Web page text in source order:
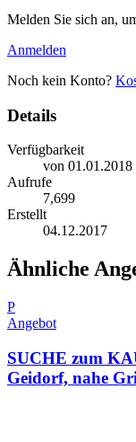
Melden Sie sich an,
Anmelden
Noch kein Konto?
Details
Verfügbarkeit
von 01.01.2018
Aufrufe
7,699
Erstellt
04.12.2017
Ähnliche
P
Angebot
SUCHE zum
Geidorf, nahe